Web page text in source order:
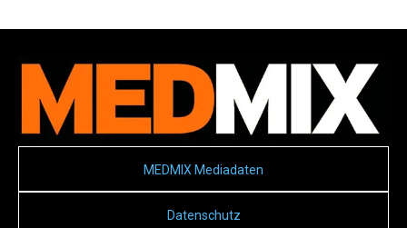
MEDMIX Mediadaten
Datenschutz